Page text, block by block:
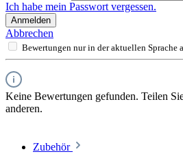
Ich habe mein Passwort vergessen.
Anmelden
Abbrechen
Bewertungen nur in der aktuellen Sprache
Keine Bewertungen gefunden. Teilen
anderen.
Zubehör